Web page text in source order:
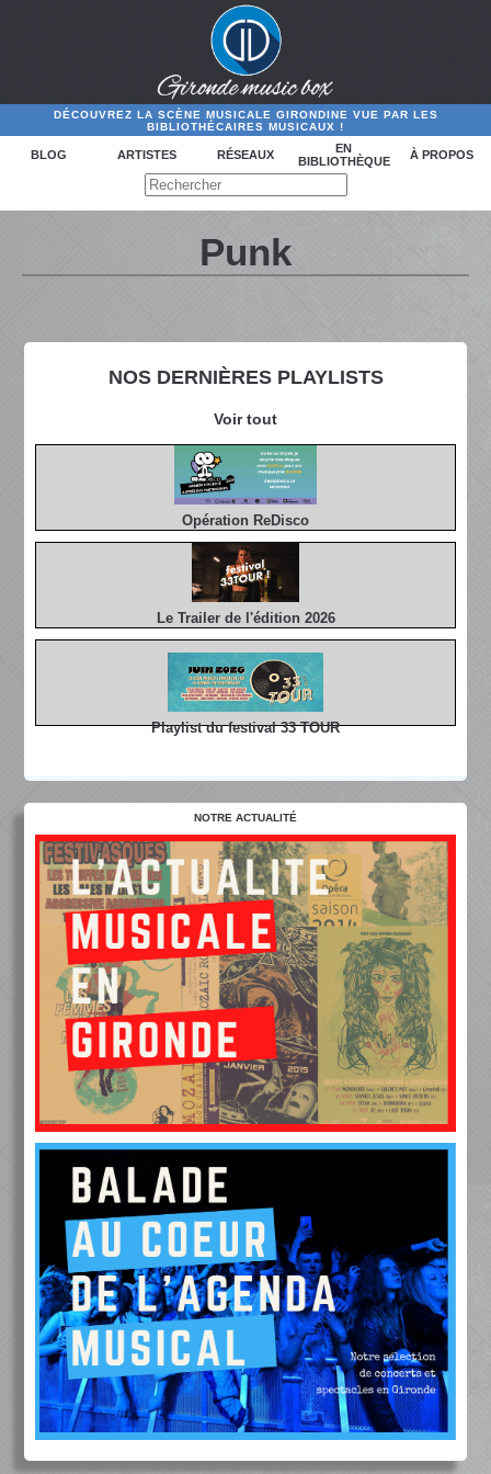
DÉCOUVREZ LA SCÈNE MUSICALE GIRONDINE VUE PAR LES
BIBLIOTHÉCAIRES MUSICAUX !
BLOG ARTISTES RÉSEAUX
EN
BIBLIOTHÈQUE
À PROPOS
NOS DERNIÈRES PLAYLISTS
Voir tout
Opération ReDisco
Le Trailer de l'édition 2026
Playlist du festival 33 TOUR
Punk
NOTRE ACTUALITÉ